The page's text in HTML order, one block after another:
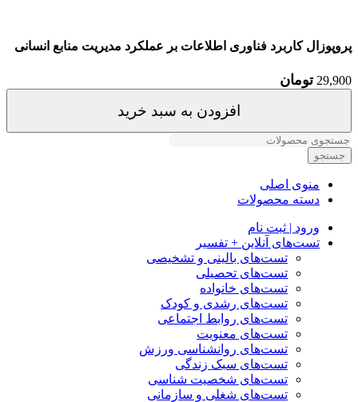
پروپوزال کاربرد فناوری اطلاعات بر عملکرد مدیریت منابع انسانی
29,900 تومان
افزودن به سبد خرید
جستجو
منوی اصلی
دسته محصولات
ورود | ثبت نام
تست‌های آنلاین + تفسیر
تست‌های بالینی و تشخیصی
تست‌های تحصیلی
تست‌های خانواده
تست‌های رشدی و کودک
تست‌های روابط اجتماعی
تست‌های معنویت
تست‌های روانشناسی ورزش
تست‌های سبک زندگی
تست‌های شخصیت شناسی
تست‌های شغلی و سازمانی